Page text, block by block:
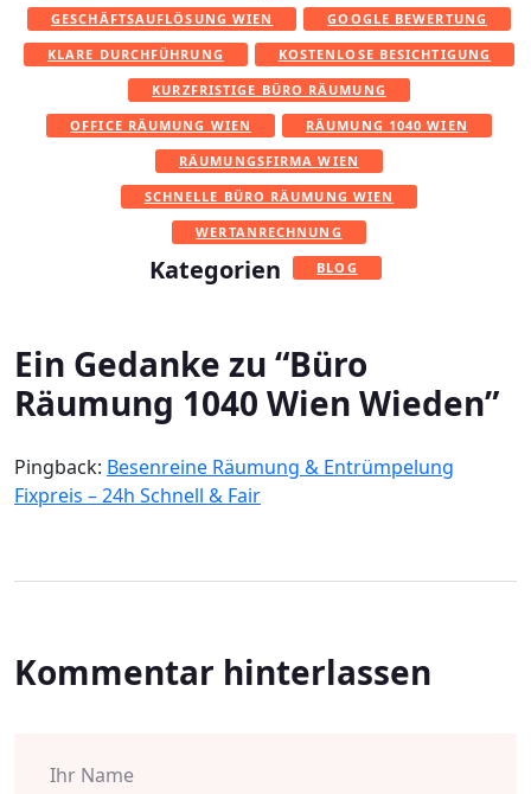
GESCHÄFTSAUFLÖSUNG WIEN
GOOGLE BEWERTUNG
KLARE DURCHFÜHRUNG
KOSTENLOSE BESICHTIGUNG
KURZFRISTIGE BÜRO RÄUMUNG
OFFICE RÄUMUNG WIEN
RÄUMUNG 1040 WIEN
RÄUMUNGSFIRMA WIEN
SCHNELLE BÜRO RÄUMUNG WIEN
WERTANRECHNUNG
Kategorien BLOG
Ein Gedanke zu “Büro
Räumung 1040 Wien Wieden”
Pingback: Besenreine Räumung & Entrümpelung
Fixpreis – 24h Schnell & Fair
Kommentar hinterlassen